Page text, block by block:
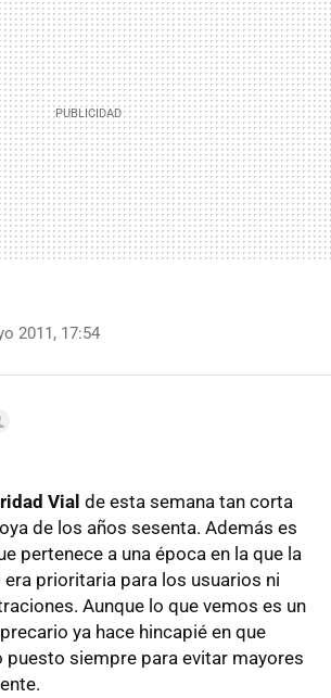
2011, 17:54
Vial de esta semana tan corta
de los años sesenta. Además es
pertenece a una época en la que la
prioritaria para los usuarios ni
Aunque lo que vemos es un
ya hace hincapié en que
puesto siempre para evitar mayores